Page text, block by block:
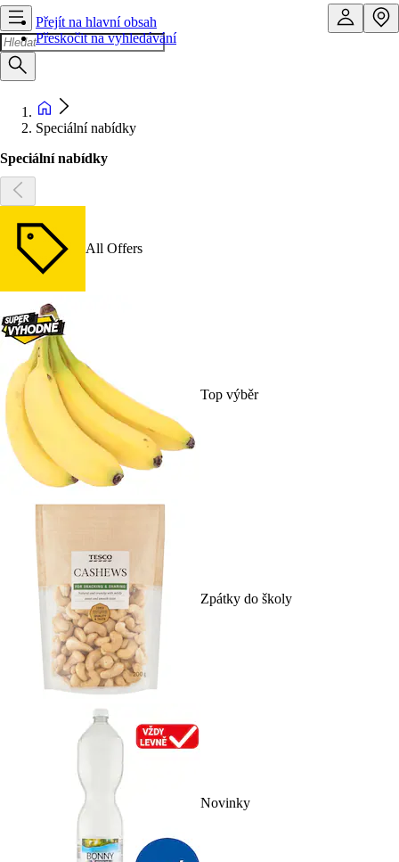
Přejít na hlavní obsah
Přeskočit na vyhledávání
Speciální nabídky
Speciální nabídky
All Offers
Top výběr
Zpátky do školy
Novinky